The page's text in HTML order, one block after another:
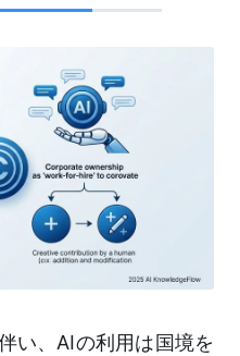
い、AIの利用は国境を